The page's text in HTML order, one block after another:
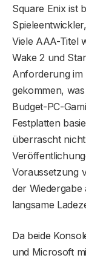
Square Enix ist
Viele AAA-Titel
Wake 2 und
Anforderung im
gekommen,
Budget-PC-
Festplatten
überrascht
Voraussetzung
der
langsame
Da beide
und Microsoft